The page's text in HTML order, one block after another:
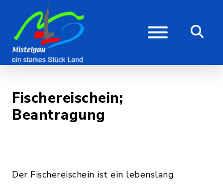
Fischereischein;
Beantragung
Der Fischereischein ist ein lebenslang